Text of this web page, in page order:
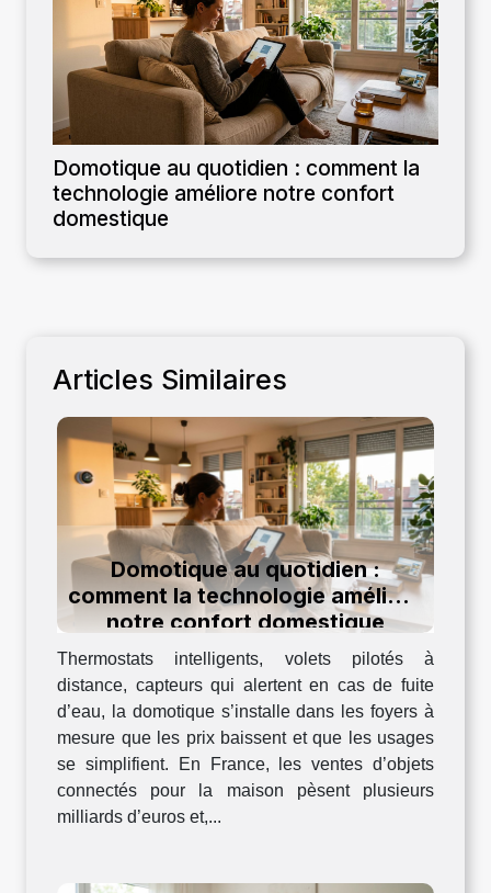
Domotique au quotidien : comment la
technologie améliore notre confort
domestique
Articles Similaires
Domotique au quotidien :
comment la technologie améliore
notre confort domestique
Thermostats intelligents, volets pilotés à
distance, capteurs qui alertent en cas de fuite
d’eau, la domotique s’installe dans les foyers à
mesure que les prix baissent et que les usages
se simplifient. En France, les ventes d’objets
connectés pour la maison pèsent plusieurs
milliards d’euros et,...